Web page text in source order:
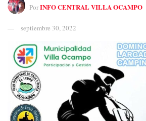
PorINFO CENTRAL VILLA OCAMPO
septiembre 30, 2022